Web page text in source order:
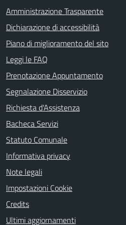
Amministrazione Trasparente
Dichiarazione di accessibilità
Piano di miglioramento del sito
Leggi le FAQ
Prenotazione Appuntamento
Segnalazione Disservizio
Richiesta d'Assistenza
Bacheca Servizi
Statuto Comunale
Informativa privacy
Note legali
Impostazioni Cookie
Credits
Ultimi aggiornamenti